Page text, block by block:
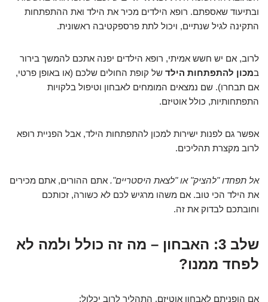
ובתיעוד שאספתם. רופא הילדים מכיר את הילד ואת ההתפתחות
התקינה לגיל שנתיים, ויכול לתת פרספקטיבה ראשונית.
לרוב, אם יש חשש אמיתי, רופא הילדים יפנה אתכם להמשך בירור
במכון להתפתחות הילד של קופת החולים שלכם (או באופן פרטי,
אם תבחרו). שם נמצאים המומחים לאבחון וטיפול בלקויות
התפתחותיות, כולל אוטיזם.
אפשר גם לפנות ישירות למכון להתפתחות הילד, אבל הפניית רופא
לרוב מקצרת תהליכים.
אל תפחדו "להציק" או "לצאת היסטריים". אתם ההורים, אתם מכירים
את הילד הכי טוב. אם משהו מרגיש לכם לא כשורה, זכותכם
וחובתכם לבדוק את זה.
שלב 3: האבחון – מה זה כולל ולמה לא
לפחד ממנו?
אם הופניתם לאבחון אוטיזם, התהליך לרוב יכלול: